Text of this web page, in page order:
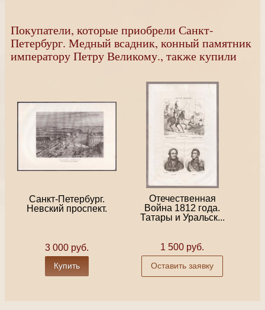
Покупатели, которые приобрели Санкт-
Петербург. Медный всадник, конный памятник
императору Петру Великому., также купили
Санкт-Петербург.
Невский проспект.
3 000 руб.
Купить
Отечественная
Война 1812 года.
Татары и Уральск...
1 500 руб.
Оставить заявку